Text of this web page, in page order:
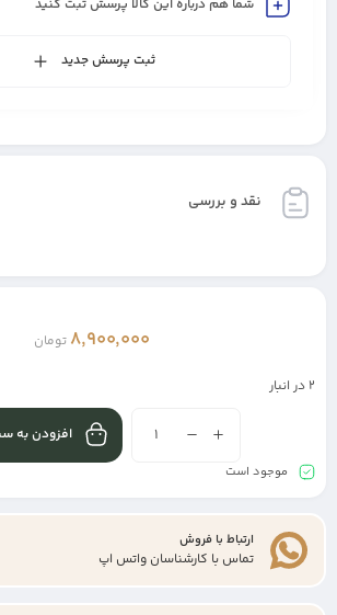
شما هم درباره این کالا پرسش ثبت کنید
ثبت پرسش جدید
نقد و بررسی
8,900,000 تومان
2 در انبار
افزودن به
موجود است
ارتباط با فروش
تماس با کارشناسان واتس اپ